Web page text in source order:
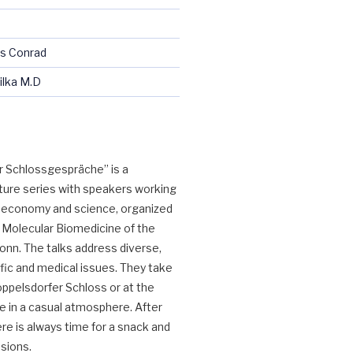
Conrad
M.D
Schlossgespräche” is a
series with speakers working
and science, organized
Biomedicine of the
The talks address diverse,
and medical issues. They take
Schloss or at the
in a casual atmosphere. After
is always time for a snack and